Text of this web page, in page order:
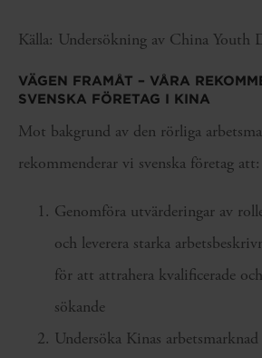
Källa: Undersökning av China Youth
VÄGEN FRAMÅT – VÅRA
SVENSKA FÖRETAG I KINA
Mot bakgrund av den rörliga
rekommenderar vi svenska företag att:
Genomföra utvärderingar av
och leverera starka
för att attrahera kvalificerade
sökande
Undersöka Kinas